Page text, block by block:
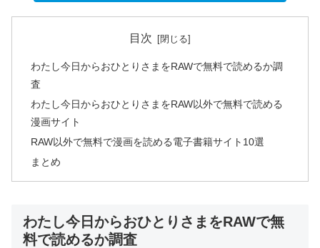
目次
わたし今日からおひとりさまをRAWで無料で読めるか調
査
わたし今日からおひとりさまをRAW以外で無料で読める
漫画サイト
RAW以外で無料で漫画を読める電子書籍サイト10選
まとめ
わたし今日からおひとりさまをRAWで無
料で読めるか調査